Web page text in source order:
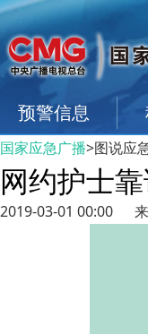
预警信息
国家应急广播>图说应
网约护士
2019-03-01 00:00 来